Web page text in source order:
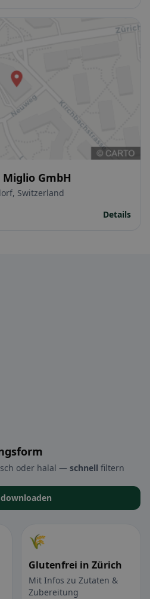
GmbH
Switzerland
Details
oder halal — schnell filtern
🌾
Glutenfrei in Zürich
Mit Infos zu Zutaten &
Zubereitung